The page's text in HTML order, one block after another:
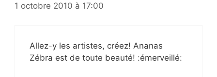
1 octobre 2010 à 17:00
Allez-y les artistes, créez! Ananas
Zébra est de toute beauté! :émerveillé: